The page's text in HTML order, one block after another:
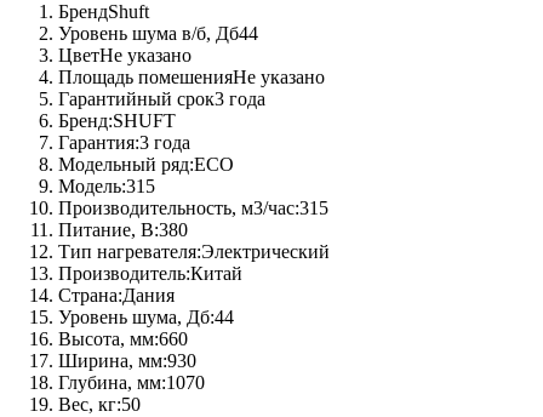
БрендShuft
Уровень шума в/б, Дб44
ЦветНе указано
Площадь помешенияНе указано
Гарантийный срок3 года
Бренд:SHUFT
Гарантия:3 года
Модельный ряд:ECO
Модель:315
Производительность, м3/час:315
Питание, В:380
Тип нагревателя:Электрический
Производитель:Китай
Страна:Дания
Уровень шума, Дб:44
Высота, мм:660
Ширина, мм:930
Глубина, мм:1070
Вес, кг:50